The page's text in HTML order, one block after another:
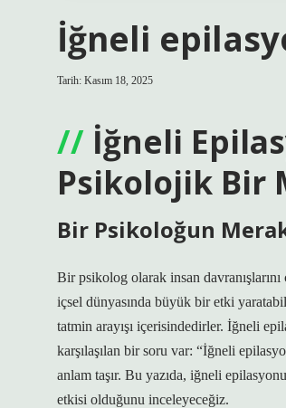
İğneli
Tarih: Kasım 18, 2025
İğneli
Psikolojik Bir
Bir Psikoloğun
Bir psikolog olarak insan
içsel dünyasında büyük bir etki
tatmin arayışı içerisindedirler. İğneli
karşılaşılan bir soru var: “İğneli
anlam taşır. Bu yazıda, iğneli
etkisi olduğunu inceleyeceğiz.